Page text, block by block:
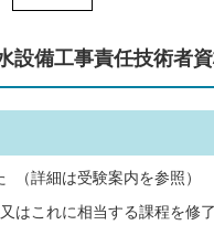
設備工事責任技術者
（詳細は受験案内を参照）
はこれに相当する課程を修